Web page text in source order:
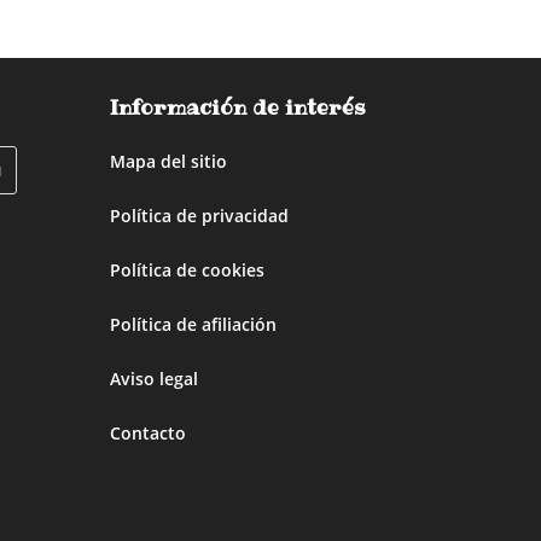
Información de interés
Mapa del sitio
Política de privacidad
Política de cookies
Política de afiliación
Aviso legal
Contacto